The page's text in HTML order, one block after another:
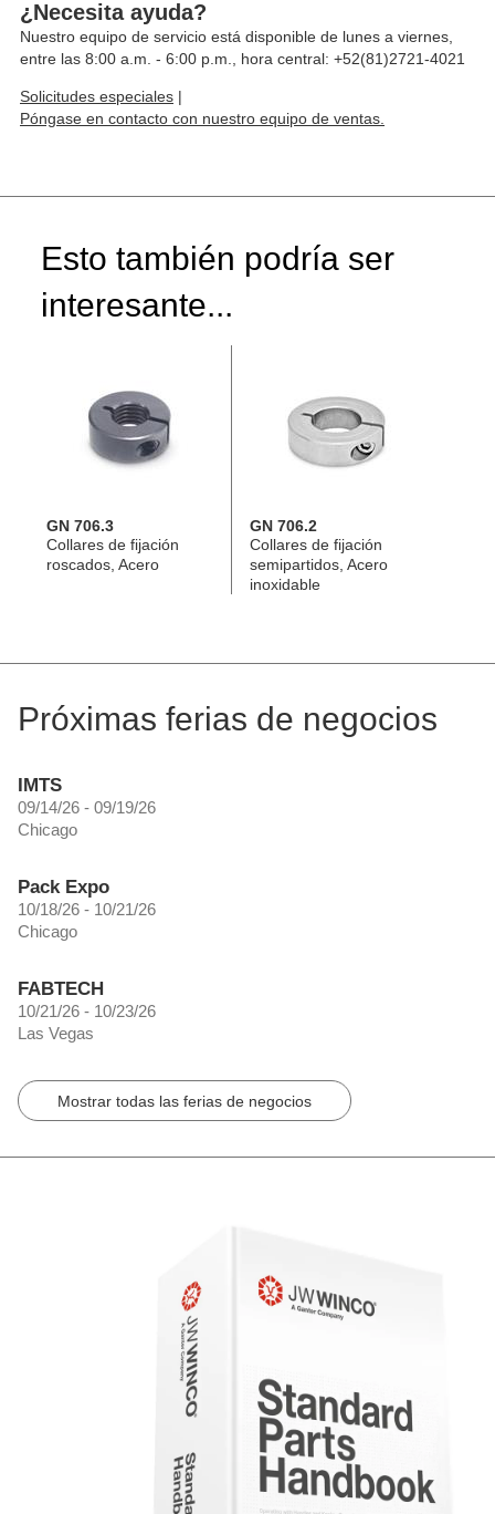
¿Necesita ayuda?
Nuestro equipo de servicio está disponible de lunes a viernes,
entre las 8:00 a.m. - 6:00 p.m., hora central: +52(81)2721-4021
Solicitudes especiales |
Póngase en contacto con nuestro equipo de ventas.
Esto también podría ser
interesante...
GN 706.3
Collares de fijación
roscados, Acero
GN 706.2
Collares de fijación
semipartidos, Acero
inoxidable
Próximas ferias de negocios
IMTS
09/14/26 - 09/19/26
Chicago
Pack Expo
10/18/26 - 10/21/26
Chicago
FABTECH
10/21/26 - 10/23/26
Las Vegas
Mostrar todas las ferias de negocios